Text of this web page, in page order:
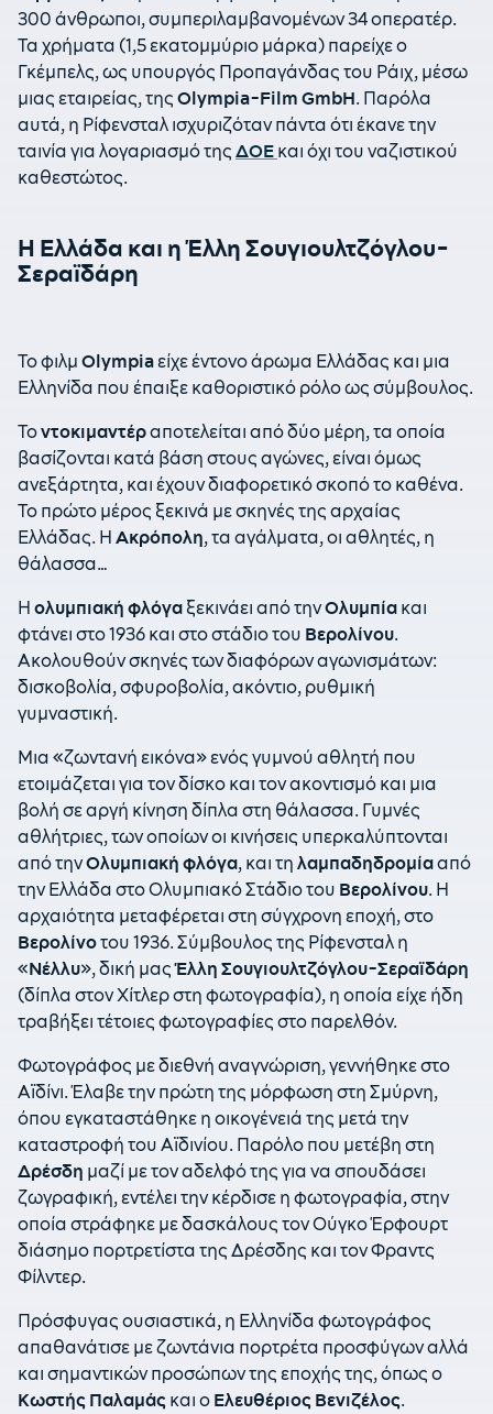
300 άνθρωποι, συμπεριλαμβανομένων 34 οπερατέρ.
Τα χρήματα (1,5 εκατομμύριο μάρκα) παρείχε ο
Γκέμπελς, ως υπουργός Προπαγάνδας του Ράιχ, μέσω
μιας εταιρείας, της Olympia-Film GmbH. Παρόλα
αυτά, η Ρίφενσταλ ισχυριζόταν πάντα ότι έκανε την
ταινία για λογαριασμό της ΔΟΕ και όχι του ναζιστικού
καθεστώτος.
Η Ελλάδα και η Έλλη Σουγιουλτζόγλου-
Σεραϊδάρη
Το φιλμ Olympiaείχε έντονο άρωμα Ελλάδας και μια
Ελληνίδα που έπαιξε καθοριστικό ρόλο ως σύμβουλος.
Τοντοκιμαντέραποτελείται από δύο μέρη, τα οποία
βασίζονται κατά βάση στους αγώνες, είναι όμως
ανεξάρτητα, και έχουν διαφορετικό σκοπό το καθένα.
Το πρώτο μέρος ξεκινά με σκηνές της αρχαίας
Ελλάδας. Η Ακρόπολη, τα αγάλματα, οι αθλητές, η
θάλασσα…
Η ολυμπιακή φλόγα ξεκινάει από τηνΟλυμπία και
φτάνει στο 1936 και στο στάδιο του Βερολίνου.
Ακολουθούν σκηνές των διαφόρων αγωνισμάτων:
δισκοβολία, σφυροβολία, ακόντιο, ρυθμική
γυμναστική.
Μια «ζωντανή εικόνα» ενός γυμνού αθλητή που
ετοιμάζεται για τον δίσκο και τον ακοντισμό και μια
βολή σε αργή κίνηση δίπλα στη θάλασσα. Γυμνές
αθλήτριες, των οποίων οι κινήσεις υπερκαλύπτονται
από τηνΟλυμπιακή φλόγα, και τη λαμπαδηδρομίααπό
την Ελλάδα στο Ολυμπιακό Στάδιο του Βερολίνου. Η
αρχαιότητα μεταφέρεται στη σύγχρονη εποχή, στο
Βερολίνοτου 1936. Σύμβουλος της Ρίφενσταλ η
«Νέλλυ», δική μαςΈλλη Σουγιουλτζόγλου-Σεραϊδάρη
(δίπλα στον Χίτλερ στη φωτογραφία), η οποία είχε ήδη
τραβήξει τέτοιες φωτογραφίες στο παρελθόν.
Φωτογράφος με διεθνή αναγνώριση, γεννήθηκε στο
Αϊδίνι. Έλαβε την πρώτη της μόρφωση στη Σμύρνη,
όπου εγκαταστάθηκε η οικογένειά της μετά την
καταστροφή του Αϊδινίου. Παρόλο που μετέβη στη
Δρέσδη μαζί με τον αδελφό της για να σπουδάσει
ζωγραφική, εντέλει την κέρδισε η φωτογραφία, στην
οποία στράφηκε με δασκάλους τον Ούγκο Έρφουρτ
διάσημο πορτρετίστα της Δρέσδης και τον Φραντς
Φίλντερ.
Πρόσφυγας ουσιαστικά, η Ελληνίδα φωτογράφος
απαθανάτισε με ζωντάνια πορτρέτα προσφύγων αλλά
και σημαντικών προσώπων της εποχής της, όπως ο
Κωστής Παλαμάς και ο Ελευθέριος Βενιζέλος.